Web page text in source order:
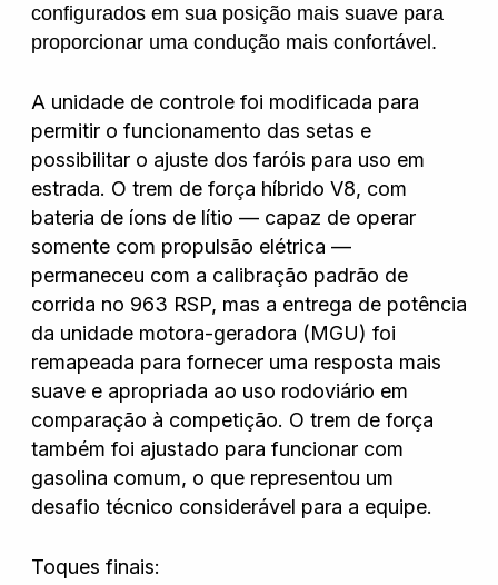
configurados em sua posição mais suave para
proporcionar uma condução mais confortável.
A unidade de controle foi modificada para
permitir o funcionamento das setas e
possibilitar o ajuste dos faróis para uso em
estrada. O trem de força híbrido V8, com
bateria de íons de lítio — capaz de operar
somente com propulsão elétrica —
permaneceu com a calibração padrão de
corrida no 963 RSP, mas a entrega de potência
da unidade motora-geradora (MGU) foi
remapeada para fornecer uma resposta mais
suave e apropriada ao uso rodoviário em
comparação à competição. O trem de força
também foi ajustado para funcionar com
gasolina comum, o que representou um
desafio técnico considerável para a equipe.
Toques finais: